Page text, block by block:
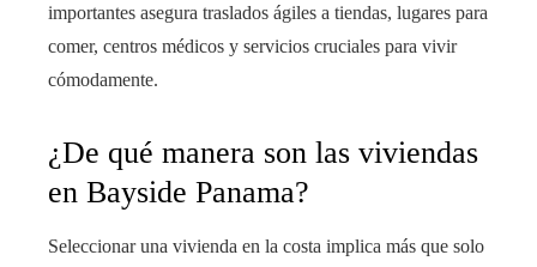
importantes asegura traslados ágiles a tiendas, lugares para
comer, centros médicos y servicios cruciales para vivir
cómodamente.
¿De qué manera son las viviendas
en Bayside Panama?
Seleccionar una vivienda en la costa implica más que solo